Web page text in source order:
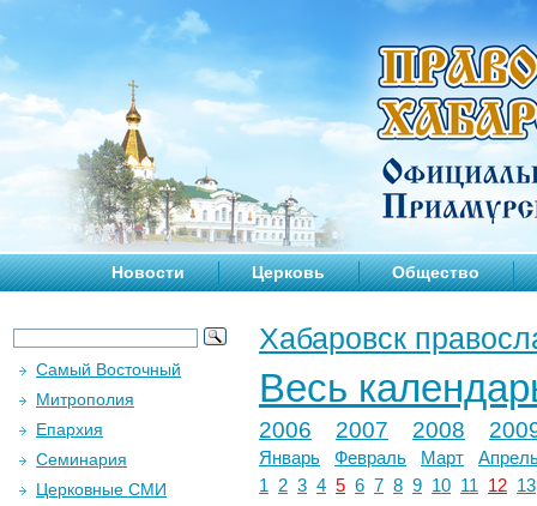
Новости Церковь Общество
Хабаровск
Весь
2006 2007 2008
Январь Февраль Март
1
2 3 4 5 6 7 8 9 10 11 12 13
Самый Восточный
Митрополия
Епархия
Семинария
Церковные СМИ